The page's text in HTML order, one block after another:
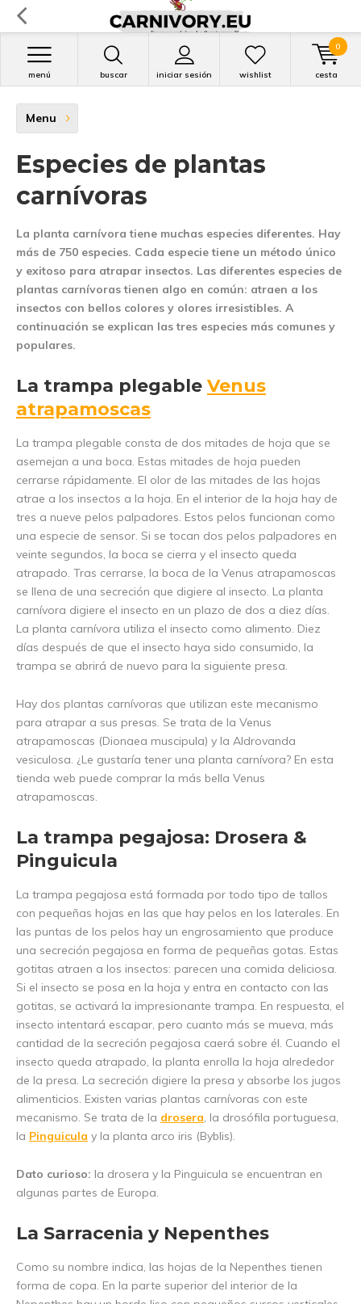
buscar iniciar sesión
menú wishlist cesta
0
Menu
Especies de plantas
carnívoras
La planta carnívora tiene muchas especies diferentes. Hay
más de 750 especies. Cada especie tiene un método único
y exitoso para atrapar insectos. Las diferentes especies de
plantas carnívoras tienen algo en común: atraen a los
insectos con bellos colores y olores irresistibles. A
continuación se explican las tres especies más comunes y
populares.
La trampa plegable Venus
atrapamoscas
La trampa plegable consta de dos mitades de hoja que se
asemejan a una boca. Estas mitades de hoja pueden
cerrarse rápidamente. El olor de las mitades de las hojas
atrae a los insectos a la hoja. En el interior de la hoja hay de
tres a nueve pelos palpadores. Estos pelos funcionan como
una especie de sensor. Si se tocan dos pelos palpadores en
veinte segundos, la boca se cierra y el insecto queda
atrapado. Tras cerrarse, la boca de la Venus atrapamoscas
se llena de una secreción que digiere al insecto. La planta
carnívora digiere el insecto en un plazo de dos a diez días.
La planta carnívora utiliza el insecto como alimento. Diez
días después de que el insecto haya sido consumido, la
trampa se abrirá de nuevo para la siguiente presa.
Hay dos plantas carnívoras que utilizan este mecanismo
para atrapar a sus presas. Se trata de la Venus
atrapamoscas (Dionaea muscipula) y la Aldrovanda
vesiculosa. ¿Le gustaría tener una planta carnívora? En esta
tienda web puede comprar la más bella Venus
atrapamoscas.
La trampa pegajosa: Drosera &
Pinguicula
La trampa pegajosa está formada por todo tipo de tallos
con pequeñas hojas en las que hay pelos en los laterales. En
las puntas de los pelos hay un engrosamiento que produce
una secreción pegajosa en forma de pequeñas gotas. Estas
gotitas atraen a los insectos: parecen una comida deliciosa.
Si el insecto se posa en la hoja y entra en contacto con las
gotitas, se activará la impresionante trampa. En respuesta, el
insecto intentará escapar, pero cuanto más se mueva, más
cantidad de la secreción pegajosa caerá sobre él. Cuando el
insecto queda atrapado, la planta enrolla la hoja alrededor
de la presa. La secreción digiere la presa y absorbe los jugos
alimenticios. Existen varias plantas carnívoras con este
mecanismo. Se trata de la drosera, la drosófila portuguesa,
la Pinguicula y la planta arco iris (Byblis).
Dato curioso: la drosera y la Pinguicula se encuentran en
algunas partes de Europa.
La Sarracenia y Nepenthes
Como su nombre indica, las hojas de la Nepenthes tienen
forma de copa. En la parte superior del interior de la